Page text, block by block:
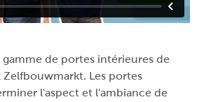
gamme de portes intérieures de
Les portes
l'aspect et l'ambiance de